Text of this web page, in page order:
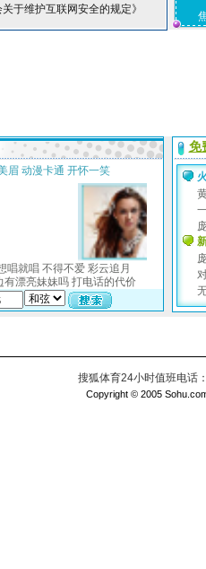
于维护互联网安全的规定》
搜狐体育24小时值班电话
Copyright © 2005